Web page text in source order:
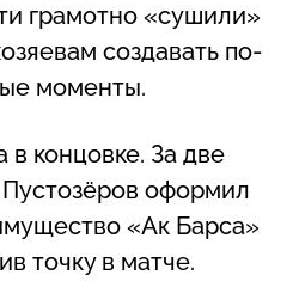
грамотно «сушили»
создавать по-
моменты.
в концовке. За две
оформил
«Ак Барса»
точку в матче.